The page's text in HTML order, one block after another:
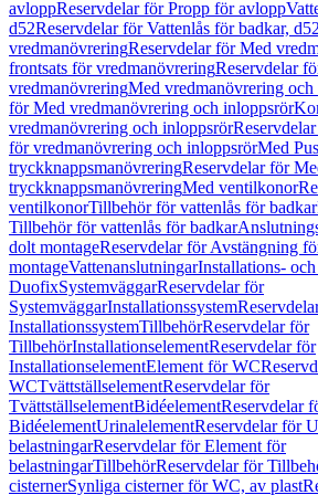
avloppReservdelar för Propp för avlopp
d52Reservdelar för Vattenlås för badkar, d52
vredmanövreringReservdelar för Med
frontsats för vredmanövreringReservdelar
vredmanövreringMed vredmanövrering
för Med vredmanövrering och inloppsrör
vredmanövrering och inloppsrör
för vredmanövrering och inloppsrörMed
tryckknappsmanövreringReservdelar för
tryckknappsmanövreringMed ventilkonor
ventilkonorTillbehör för vattenlås för badkar
Tillbehör för vattenlås för badkar
dolt montageReservdelar för Avstängning
montageVattenanslutningarInstallations-
DuofixSystemväggarReservdelar för
SystemväggarInstallationssystem
InstallationssystemTillbehörReservdelar för
TillbehörInstallationselementReservdelar för
InstallationselementElement för WC
WCTvättställselementReservdelar för
TvättställselementBidéelementReservdelar
BidéelementUrinalelementReservdelar för
belastningarReservdelar för Element för
belastningarTillbehörReservdelar för
cisternerSynliga cisterner för WC, av plast